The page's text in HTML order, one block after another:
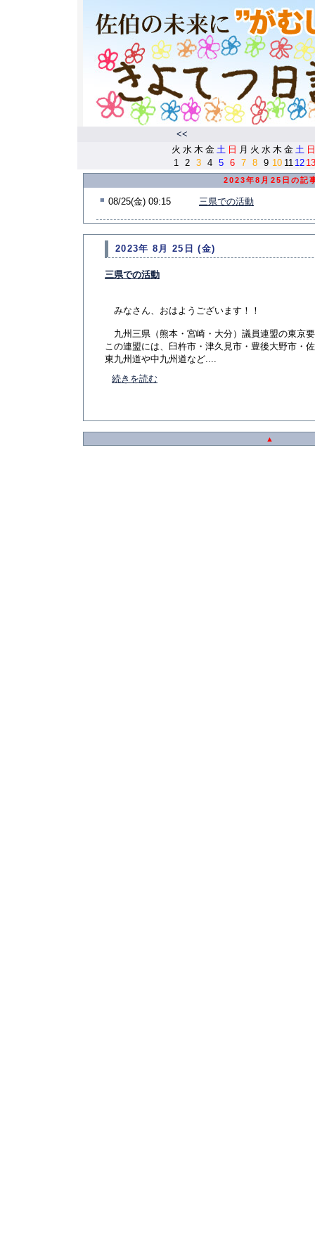
<<
火 水 木 金 土 日 月 火 水 木 金 土 日
1
2 3 4 5 6 7 8 9 10 11 12 13
2023年8月25日の記
■ 08/25(金) 09:15 三県での活動
2023年 8月 25日 (金)
三県での活動
みなさん、おはようございます！！
九州三県（熊本・宮崎・大分）議員連盟の東京
この連盟には、臼杵市・津久見市・豊後大野市・
東九州道や中九州道など....
続きを読む
▲